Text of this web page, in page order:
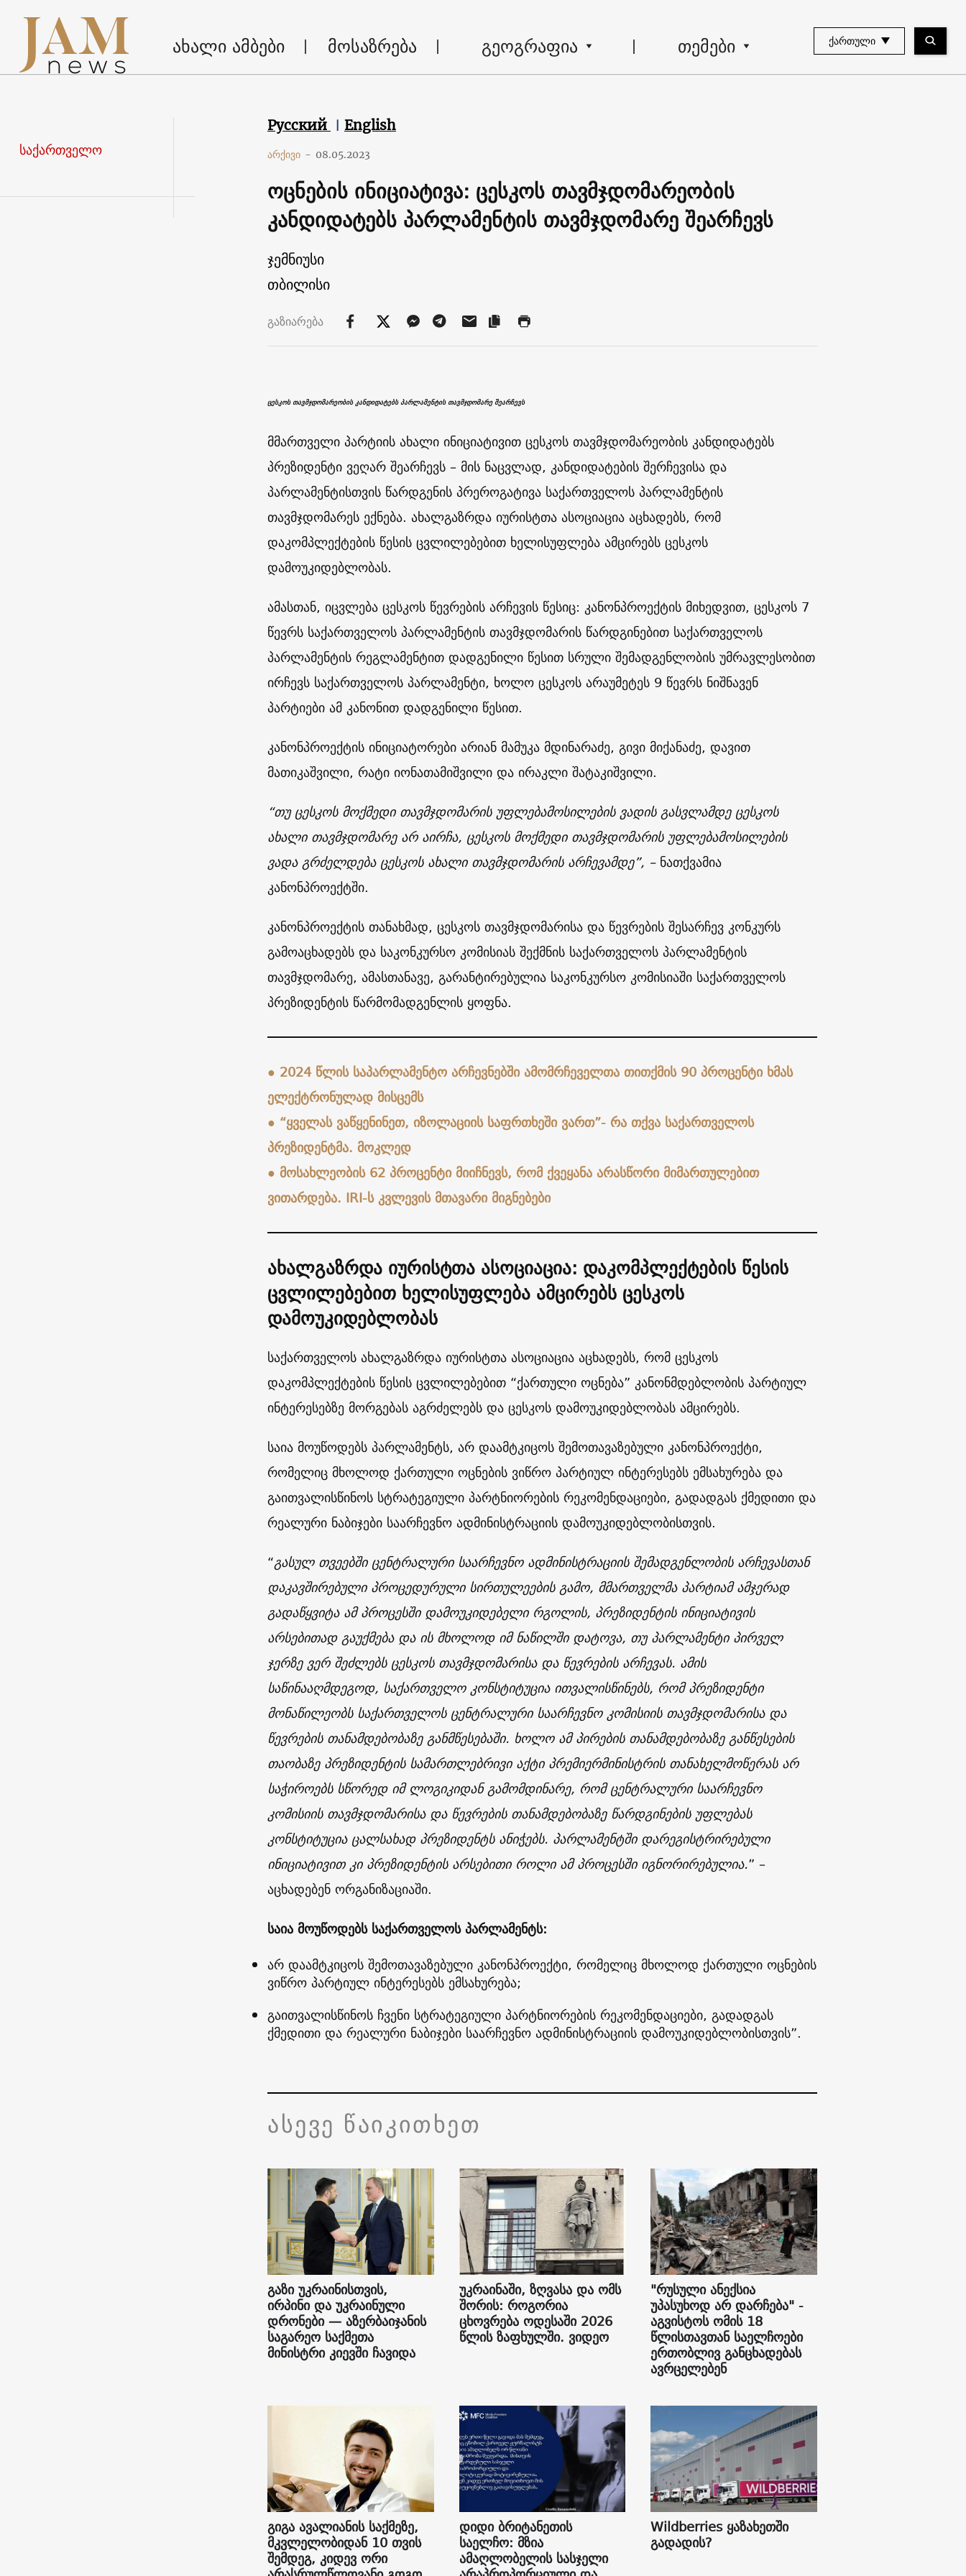
ახალი ამბები მოსაზრება გეოგრაფია თემები ᲥᲐᲠᲗᲣᲚᲘ
საქართველო
Русский English
არქივი - 08.05.2023
ოცნების ინიციატივა: ცესკოს თავმჯდომარეობის
კანდიდატებს პარლამენტის თავმჯდომარე შეარჩევს
ჯემნიუსი
თბილისი
გაზიარება
ცესკოს თავმჯდომარეობის კანდიდატებს პარლამენტის თავმჯდომარე შეარჩევს
მმართველი პარტიის ახალი ინიციატივით ცესკოს თავმჯდომარეობის კანდიდატებს
პრეზიდენტი ვეღარ შეარჩევს – მის ნაცვლად, კანდიდატების შერჩევისა და
პარლამენტისთვის წარდგენის პრეროგატივა საქართველოს პარლამენტის
თავმჯდომარეს ექნება. ახალგაზრდა იურისტთა ასოციაცია აცხადებს, რომ
დაკომპლექტების წესის ცვლილებებით ხელისუფლება ამცირებს ცესკოს
დამოუკიდებლობას.
ამასთან, იცვლება ცესკოს წევრების არჩევის წესიც: კანონპროექტის მიხედვით, ცესკოს 7
წევრს საქართველოს პარლამენტის თავმჯდომარის წარდგინებით საქართველოს
პარლამენტის რეგლამენტით დადგენილი წესით სრული შემადგენლობის უმრავლესობით
ირჩევს საქართველოს პარლამენტი, ხოლო ცესკოს არაუმეტეს 9 წევრს ნიშნავენ
პარტიები ამ კანონით დადგენილი წესით.
კანონპროექტის ინიციატორები არიან მამუკა მდინარაძე, გივი მიქანაძე, დავით
მათიკაშვილი, რატი იონათამიშვილი და ირაკლი შატაკიშვილი.
“თუ ცესკოს მოქმედი თავმჯდომარის უფლებამოსილების ვადის გასვლამდე ცესკოს
ახალი თავმჯდომარე არ აირჩა, ცესკოს მოქმედი თავმჯდომარის უფლებამოსილების
ვადა გრძელდება ცესკოს ახალი თავმჯდომარის არჩევამდე”, –ნათქვამია
კანონპროექტში.
კანონპროექტის თანახმად, ცესკოს თავმჯდომარისა და წევრების შესარჩევ კონკურს
გამოაცხადებს და საკონკურსო კომისიას შექმნის საქართველოს პარლამენტის
თავმჯდომარე, ამასთანავე, გარანტირებულია საკონკურსო კომისიაში საქართველოს
პრეზიდენტის წარმომადგენლის ყოფნა.
● 2024 წლის საპარლამენტო არჩევნებში ამომრჩეველთა თითქმის 90 პროცენტი ხმას
ელექტრონულად მისცემს
● “ყველას ვაწყენინეთ, იზოლაციის საფრთხეში ვართ”- რა თქვა საქართველოს
პრეზიდენტმა. მოკლედ
● მოსახლეობის 62 პროცენტი მიიჩნევს, რომ ქვეყანა არასწორი მიმართულებით
ვითარდება. IRI-ს კვლევის მთავარი მიგნებები
ახალგაზრდა იურისტთა ასოციაცია: დაკომპლექტების წესის
ცვლილებებით ხელისუფლება ამცირებს ცესკოს
დამოუკიდებლობას
საქართველოს ახალგაზრდა იურისტთა ასოციაცია აცხადებს, რომ ცესკოს
დაკომპლექტების წესის ცვლილებებით “ქართული ოცნება” კანონმდებლობის პარტიულ
ინტერესებზე მორგებას აგრძელებს და ცესკოს დამოუკიდებლობას ამცირებს.
საია მოუწოდებს პარლამენტს, არ დაამტკიცოს შემოთავაზებული კანონპროექტი,
რომელიც მხოლოდ ქართული ოცნების ვიწრო პარტიულ ინტერესებს ემსახურება და
გაითვალისწინოს სტრატეგიული პარტნიორების რეკომენდაციები, გადადგას ქმედითი და
რეალური ნაბიჯები საარჩევნო ადმინისტრაციის დამოუკიდებლობისთვის.
“გასულ თვეებში ცენტრალური საარჩევნო ადმინისტრაციის შემადგენლობის არჩევასთან
დაკავშირებული პროცედურული სირთულეების გამო, მმართველმა პარტიამ ამჯერად
გადაწყვიტა ამ პროცესში დამოუკიდებელი რგოლის, პრეზიდენტის ინიციატივის
არსებითად გაუქმება და ის მხოლოდ იმ ნაწილში დატოვა, თუ პარლამენტი პირველ
ჯერზე ვერ შეძლებს ცესკოს თავმჯდომარისა და წევრების არჩევას. ამის
საწინააღმდეგოდ, საქართველო კონსტიტუცია ითვალისწინებს, რომ პრეზიდენტი
მონაწილეობს საქართველოს ცენტრალური საარჩევნო კომისიის თავმჯდომარისა და
წევრების თანამდებობაზე განმწესებაში. ხოლო ამ პირების თანამდებობაზე განწესების
თაობაზე პრეზიდენტის სამართლებრივი აქტი პრემიერმინისტრის თანახელმოწერას არ
საჭიროებს სწორედ იმ ლოგიკიდან გამომდინარე, რომ ცენტრალური საარჩევნო
კომისიის თავმჯდომარისა და წევრების თანამდებობაზე წარდგინების უფლებას
კონსტიტუცია ცალსახად პრეზიდენტს ანიჭებს. პარლამენტში დარეგისტრირებული
ინიციატივით კი პრეზიდენტის არსებითი როლი ამ პროცესში იგნორირებულია.” –
აცხადებენ ორგანიზაციაში.
საია მოუწოდებს საქართველოს პარლამენტს:
არ დაამტკიცოს შემოთავაზებული კანონპროექტი, რომელიც მხოლოდ ქართული ოცნების
ვიწრო პარტიულ ინტერესებს ემსახურება;
გაითვალისწინოს ჩვენი სტრატეგიული პარტნიორების რეკომენდაციები, გადადგას
ქმედითი და რეალური ნაბიჯები საარჩევნო ადმინისტრაციის დამოუკიდებლობისთვის”.
ასევე წაიკითხეთ
გაზი უკრაინისთვის,
ირპინი და უკრაინული
დრონები — აზერბაიჯანის
საგარეო საქმეთა
მინისტრი კიევში ჩავიდა
უკრაინაში, ზღვასა და ომს
შორის: როგორია
ცხოვრება ოდესაში 2026
წლის ზაფხულში. ვიდეო
"რუსული ანექსია
უპასუხოდ არ დარჩება" -
აგვისტოს ომის 18
წლისთავთან საელჩოები
ერთობლივ განცხადებას
ავრცელებენ
გიგა ავალიანის საქმეზე,
მკვლელობიდან 10 თვის
შემდეგ, კიდევ ორი
დიდი ბრიტანეთის
საელჩო: მზია
ამაღლობელის სასჯელი
Wildberries ყაზახეთში
გადადის?